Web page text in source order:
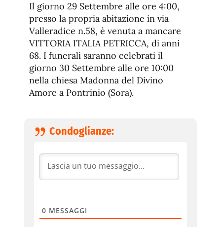
Il giorno 29 Settembre alle ore 4:00,
presso la propria abitazione in via
Valleradice n.58, è venuta a mancare
VITTORIA ITALIA PETRICCA, di anni
68. I funerali saranno celebrati il
giorno 30 Settembre alle ore 10:00
nella chiesa Madonna del Divino
Amore a Pontrinio (Sora).
Condoglianze:
0 MESSAGGI